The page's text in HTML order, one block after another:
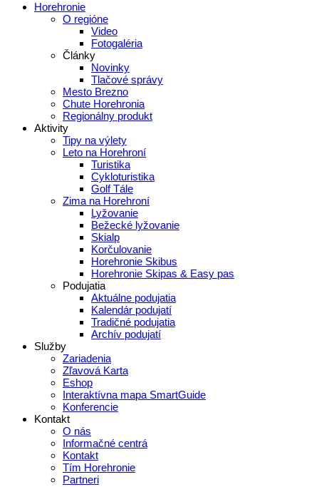
Horehronie
O regióne
Video
Fotogaléria
Články
Novinky
Tlačové správy
Mesto Brezno
Chute Horehronia
Regionálny produkt
Aktivity
Tipy na výlety
Leto na Horehroní
Turistika
Cykloturistika
Golf Tále
Zima na Horehroní
Lyžovanie
Bežecké lyžovanie
Skialp
Korčulovanie
Horehronie Skibus
Horehronie Skipas & Easy pas
Podujatia
Aktuálne podujatia
Kalendár podujatí
Tradičné podujatia
Archív podujatí
Služby
Zariadenia
Zľavová Karta
Eshop
Interaktívna mapa SmartGuide
Konferencie
Kontakt
O nás
Informačné centrá
Kontakt
Tím Horehronie
Partneri